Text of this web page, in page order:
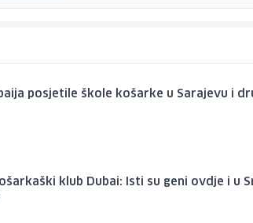
posjetile škole košarke u Sarajevu i
klub Dubai: Isti su geni ovdje i u